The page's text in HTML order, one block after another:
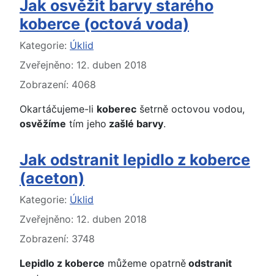
Jak osvěžit barvy starého
koberce (octová voda)
Základní údaje
Kategorie: Úklid
Zveřejněno: 12. duben 2018
Zobrazení: 4068
Okartáčujeme-li koberec šetrně octovou vodou,
osvěžíme tím jeho zašlé barvy.
Jak odstranit lepidlo z koberce
(aceton)
Základní údaje
Kategorie: Úklid
Zveřejněno: 12. duben 2018
Zobrazení: 3748
Lepidlo z koberce můžeme opatrně odstranit